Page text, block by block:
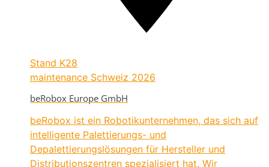
Stand K28
maintenance Schweiz 2026
beRobox Europe GmbH
beRobox ist ein Robotikunternehmen, das sich auf
intelligente Palettierungs- und
Depalettierungslösungen für Hersteller und
Distributionszentren spezialisiert hat. Wir